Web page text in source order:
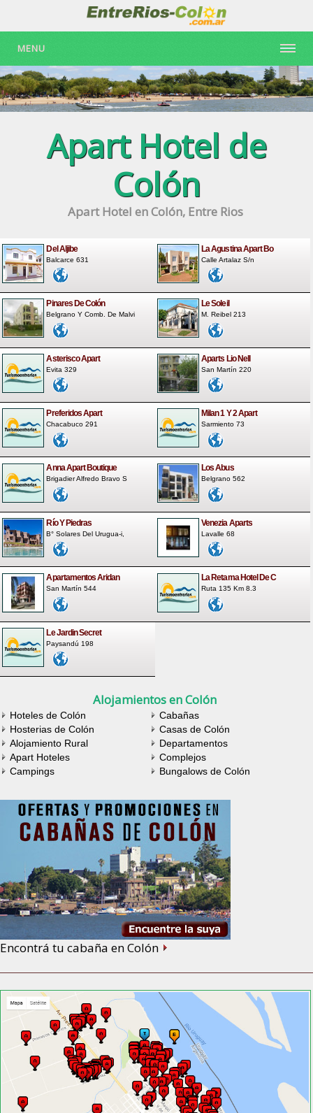
MENU
Apart Hotel de
Colón
Apart Hotel en Colón, Entre Rios
Del Aljibe
Balcarce 631
La Agustina Apart Bo
Calle Artalaz S/n
Pinares De Colón
Belgrano Y Comb. De Malvi
Le Soleil
M. Reibel 213
Asterisco Apart
Evita 329
Aparts Lio Nell
San Martín 220
Preferidos Apart
Chacabuco 291
Milan 1 Y 2 Apart
Sarmiento 73
Anna Apart Boutique
Brigadier Alfredo Bravo S
Los Abus
Belgrano 562
Río Y Piedras
B° Solares Del Urugua-i,
Venezia Aparts
Lavalle 68
Apartamentos Aridan
San Martín 544
La Retama Hotel De C
Ruta 135 Km 8.3
Le Jardin Secret
Paysandú 198
Alojamientos en Colón
Hoteles de Colón
Cabañas
Hosterias de Colón
Casas de Colón
Alojamiento Rural
Departamentos
Apart Hoteles
Complejos
Campings
Bungalows de Colón
Encontrá tu cabaña en Colón